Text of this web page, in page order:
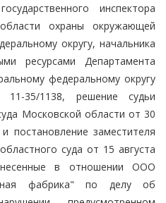
инспектора
охраны окружающей
округу, начальника
ресурсами Департамента
федеральному округу
35/1138, решение судьи
Московской области от 30
постановление заместителя
суда от 15 августа
в отношении ООО
фабрика" по делу об